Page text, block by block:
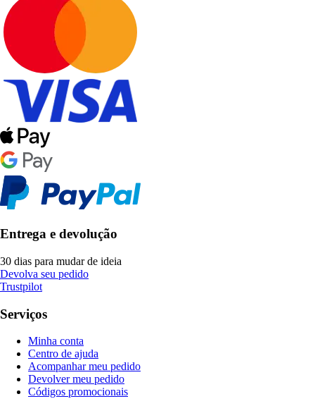
Entrega e devolução
30 dias para mudar de ideia
Devolva seu pedido
Trustpilot
Serviços
Minha conta
Centro de ajuda
Acompanhar meu pedido
Devolver meu pedido
Códigos promocionais